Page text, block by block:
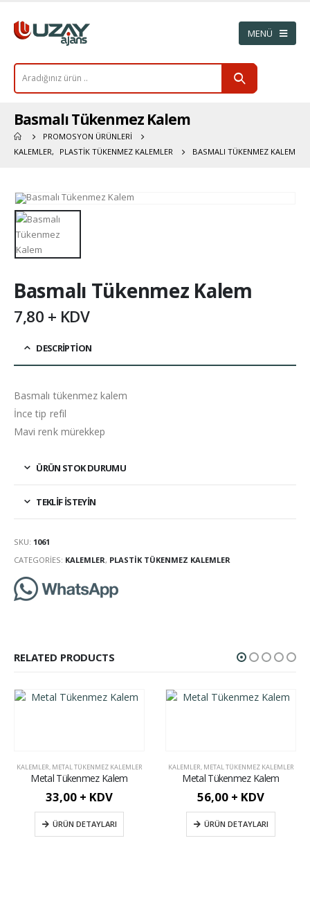
Basmalı Tükenmez Kalem
PROMOSYON ÜRÜNLERI
KALEMLER, PLASTIK TÜKENMEZ KALEMLER BASMALI TÜKENMEZ KALEM
Basmalı Tükenmez Kalem
7,80 + KDV
DESCRIPTION
Basmalı tükenmez kalem
İnce tip refil
Mavi renk mürekkep
ÜRÜN STOK DURUMU
TEKLIF İSTEYIN
SKU: 1061
CATEGORIES: KALEMLER, PLASTIK TÜKENMEZ KALEMLER
RELATED PRODUCTS
KALEMLER, METAL TÜKENMEZ KALEMLER
Metal Tükenmez Kalem
33,00 + KDV
ÜRÜN DETAYLARI
KALEMLER, METAL TÜKENMEZ KALEMLER
Metal Tükenmez Kalem
56,00 + KDV
ÜRÜN DETAYLARI